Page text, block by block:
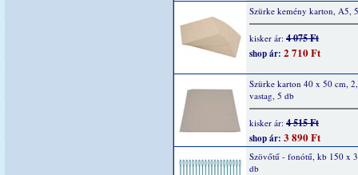
Szürke kemény karton, A5,
kisker ár: 4 075 Ft
shop ár: 2 710 Ft
Szürke karton 40 x 50 cm,
vastag, 5 db
kisker ár: 4 515 Ft
shop ár: 3 890 Ft
Szövőtű - fonótű, kb 150 x
db